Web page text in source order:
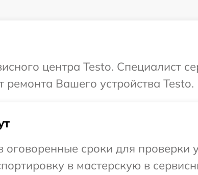
центра Testo. Специалист
Вашего устройства Testo.
сроки для проверки
в мастерскую в